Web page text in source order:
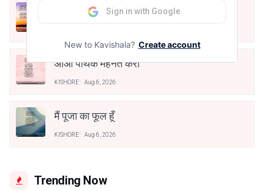
क्या देव छोड़ शैतान मनाऊँ
आओ पथिक मेहनत करो
KISHORE Aug 6, 2026
मैं पूजा का फूल हूँ
KISHORE Aug 6, 2026
Trending Now
Sign in with Google
New to Kavishala? Create account